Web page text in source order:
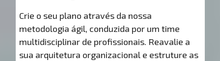
Crie o seu plano através da nossa
metodologia ágil, conduzida por um time
multidisciplinar de profissionais. Reavalie a
sua arquitetura organizacional e estruture as